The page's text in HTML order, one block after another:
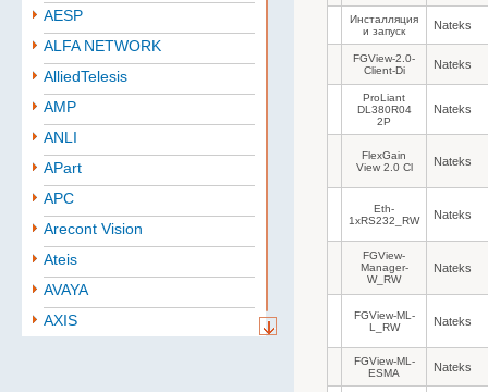
AESP
ALFA NETWORK
AlliedTelesis
AMP
ANLI
APart
APC
Arecont Vision
Ateis
AVAYA
AXIS
Инсталляция
и запуск
Nateks
FGView-2.0-
Client-Di
Nateks
ProLiant
DL380R04
2P
Nateks
FlexGain
View 2.0 Cl
Nateks
Eth-
1xRS232_RW
Nateks
FGView-
Manager-
W_RW
Nateks
FGView-ML-
L_RW
Nateks
FGView-ML-
ESMA
Nateks